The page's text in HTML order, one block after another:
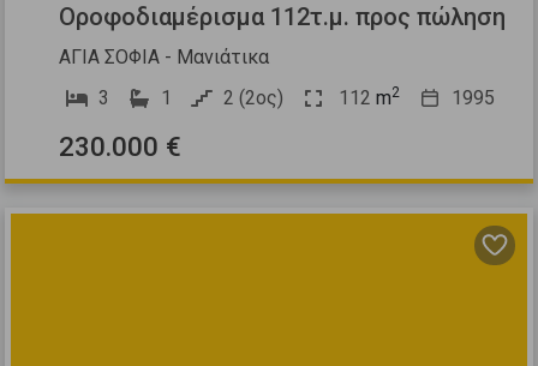
Οροφοδιαμέρισμα 112τ.μ. προς πώληση
ΑΓΙΑ ΣΟΦΙΑ - Μανιάτικα
3
1 2 (2ος) 112 m2 1995
230.000 €